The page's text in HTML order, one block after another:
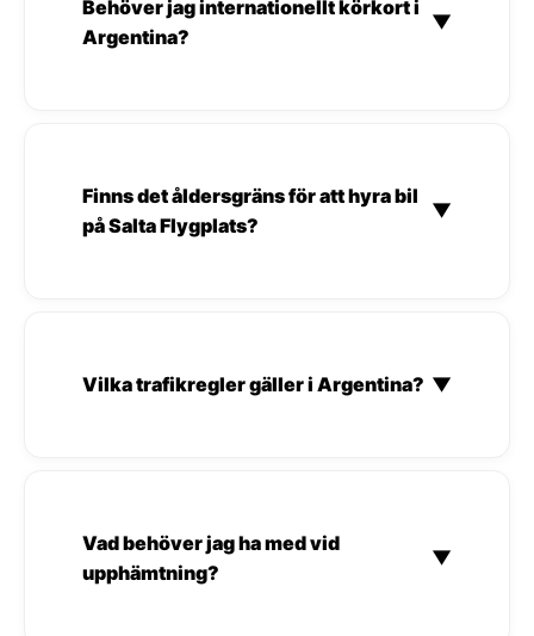
Behöver jag internationellt körkort i
Argentina?
▼
Finns det åldersgräns för att hyra bil
på Salta Flygplats?
▼
Vilka trafikregler gäller i Argentina? ▼
Vad behöver jag ha med vid
upphämtning?
▼